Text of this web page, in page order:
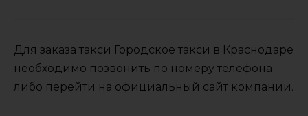
Для заказа такси Городское такси в Краснодаре
необходимо позвонить по номеру телефона
либо перейти на официальный сайт компании.